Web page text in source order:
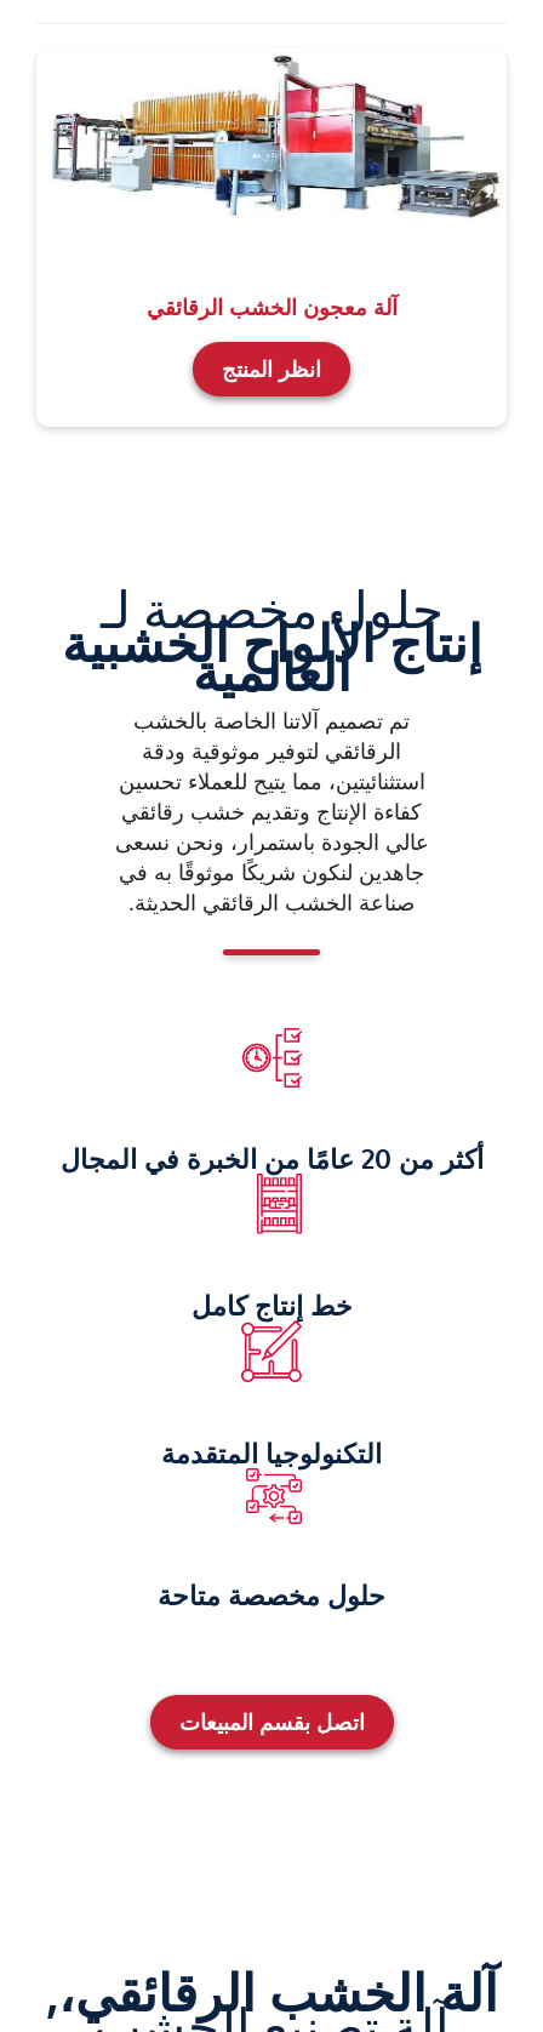
آلة معجون الخشب الرقائقي
انظر المنتج
حلول مخصصة لـ
إنتاج الألواح الخشبية
العالمية
تم تصميم آلاتنا الخاصة بالخشب
الرقائقي لتوفير موثوقية ودقة
استثنائيتين، مما يتيح للعملاء تحسين
كفاءة الإنتاج وتقديم خشب رقائقي
عالي الجودة باستمرار، ونحن نسعى
جاهدين لنكون شريكًا موثوقًا به في
صناعة الخشب الرقائقي الحديثة.
أكثر من 20 عامًا من الخبرة في المجال
خط إنتاج كامل
التكنولوجيا المتقدمة
حلول مخصصة متاحة
اتصل بقسم المبيعات
آلة الخشب الرقائقي،,